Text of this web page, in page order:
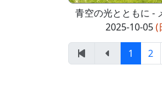
青空の光とともに -
2025-10-05(
1 2